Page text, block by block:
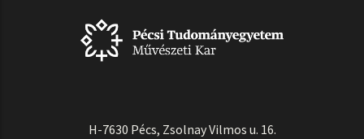
H-7630 Pécs, Zsolnay Vilmos u. 16.